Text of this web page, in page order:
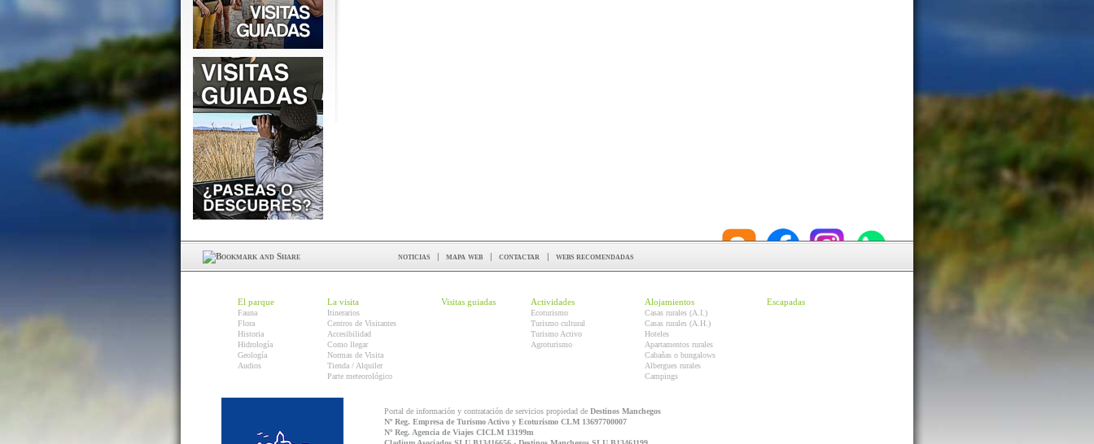
noticias | mapa web | contactar | webs recomendadas
El parque
Fauna
Flora
Historia
Hidrología
Geología
Audios
La visita
Itinerarios
Centros de Visitantes
Accesibilidad
Como llegar
Normas de Visita
Tienda / Alquiler
Parte meteorológico
Visitas guiadas Actividades
Ecoturismo
Turismo cultural
Turismo Activo
Agroturismo
Alojamientos
Casas rurales (A.I.)
Casas rurales (A.H.)
Hoteles
Apartamentos rurales
Cabañas o bungalows
Albergues rurales
Campings
Escapadas
Portal de información y contratación de servicios propiedad de Destinos Manchegos
Nº Reg. Empresa de Turismo Activo y Ecoturismo CLM 13697700007
Nº Reg. Agencia de Viajes CICLM 13199m